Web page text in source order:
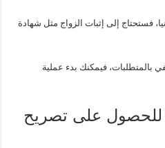
فستحتاج إلى إثبات الزواج مثل شهادة
بالمتطلبات، فيمكنك بدء عملية
للحصول على تصريح